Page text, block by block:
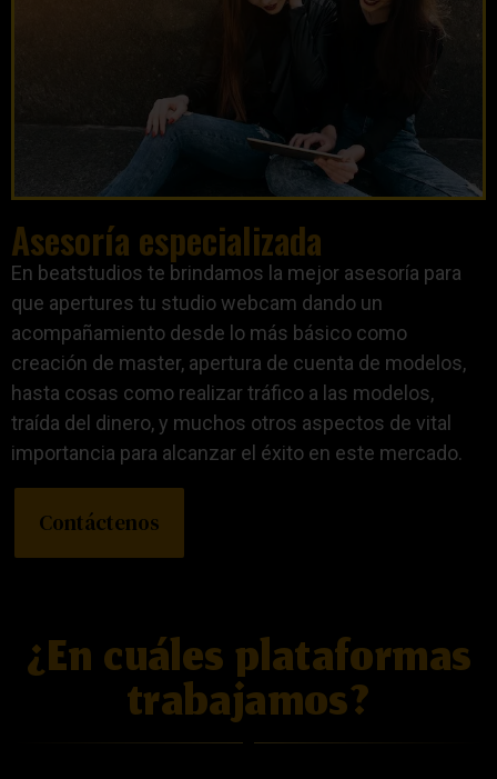
Asesoría especializada
En beatstudios te brindamos la mejor asesoría para
que apertures tu studio webcam dando un
acompañamiento desde lo más básico como
creación de master, apertura de cuenta de modelos,
hasta cosas como realizar tráfico a las modelos,
traída del dinero, y muchos otros aspectos de vital
importancia para alcanzar el éxito en este mercado.
Contáctenos
¿En cuáles plataformas
trabajamos?